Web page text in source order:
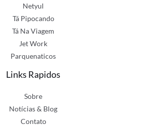
Netyul
Tá Pipocando
Tá Na Viagem
Jet Work
Parquenaticos
Links Rapidos
Sobre
Notícias & Blog
Contato